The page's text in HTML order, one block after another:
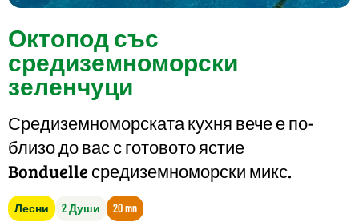
Октопод със
средиземноморски
зеленчуци
Средиземноморската кухня вече е по-
близо до вас с готовото ястие
Bonduelle средиземноморски микс.
Лесни 2 Души 20 mn